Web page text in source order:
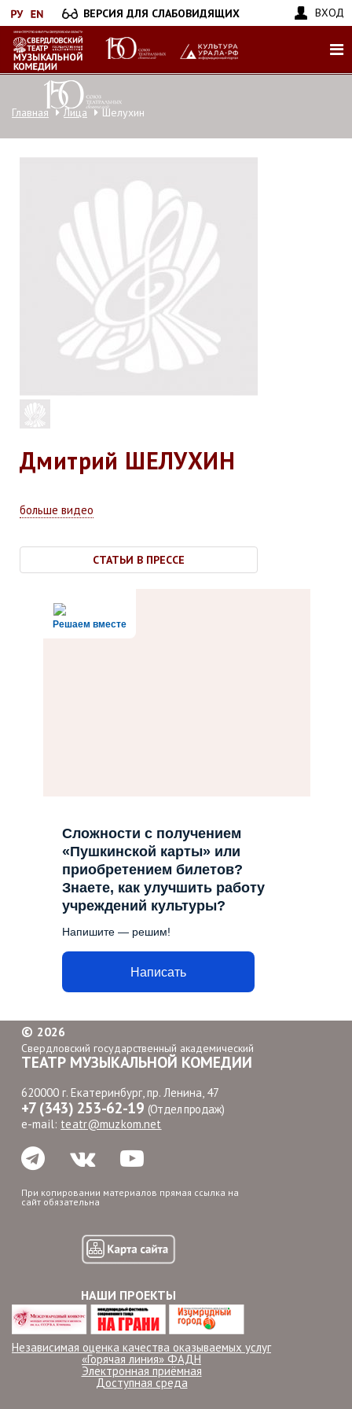
Перейти
к
основному
содержанию
ВЕРСИЯ ДЛЯ СЛАБОВИДЯЩИХ ВХОД
Главная Лица Шелухин
Дмитрий ШЕЛУХИН
больше видео
СТАТЬИ В ПРЕССЕ
Решаем вместе
Сложности с получением
«Пушкинской карты» или
приобретением билетов?
Знаете, как улучшить работу
учреждений культуры?
Напишите — решим!
Написать
© 2026
Свердловский государственный академический
ТЕАТР МУЗЫКАЛЬНОЙ КОМЕДИИ
620000 г. Екатеринбург, пр. Ленина, 47
+7 (343) 253-62-19 (Отдел продаж)
e-mail: teatr@muzkom.net
При копировании материалов прямая ссылка на
сайт обязательна
НАШИ ПРОЕКТЫ
Независимая оценка качества оказываемых услуг
«Горячая линия» ФАДН
Электронная приёмная
Доступная среда